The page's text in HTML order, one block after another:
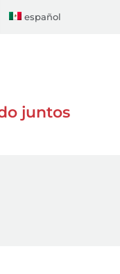
español
juntos